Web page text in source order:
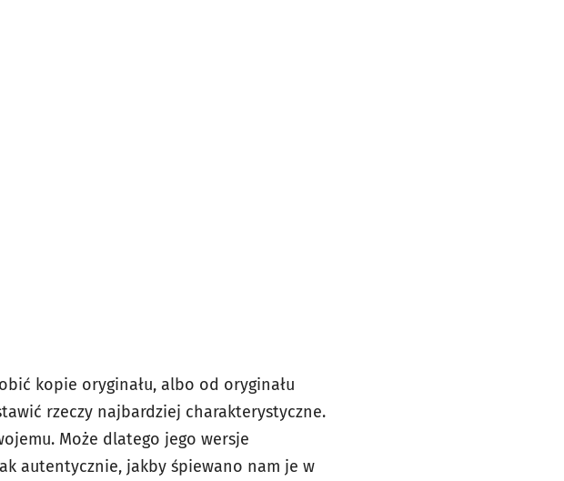
kopie oryginału, albo od oryginału
rzeczy najbardziej charakterystyczne.
Może dlatego jego wersje
autentycznie, jakby śpiewano nam je w